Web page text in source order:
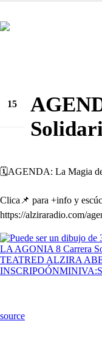
15
🗓️AGENDA: La Magia de
Clica📌 para +info y
https://alziraradio.com/
source